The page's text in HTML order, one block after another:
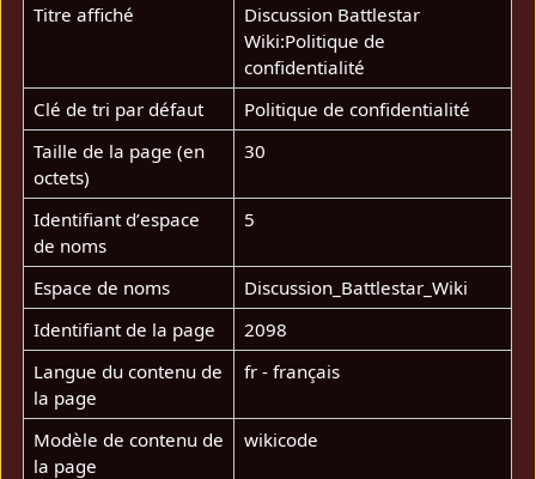
Titre affiché
Discussion Battlestar
Wiki:Politique de
confidentialité
Clé de tri par défaut
Politique de confidentialité
Taille de la page (en
octets)
30
Identifiant dʼespace
de noms
5
Espace de noms
Discussion_Battlestar_Wiki
Identifiant de la page
2098
Langue du contenu de
la page
fr - français
Modèle de contenu de
la page
wikicode